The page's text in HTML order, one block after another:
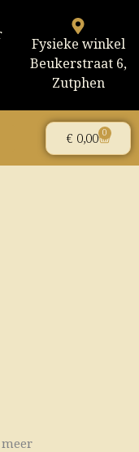
Fysieke winkel
Beukerstraat 6,
Zutphen
€ 0,00 0